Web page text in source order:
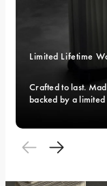
Limited Lifetime
Crafted to last.
backed by a